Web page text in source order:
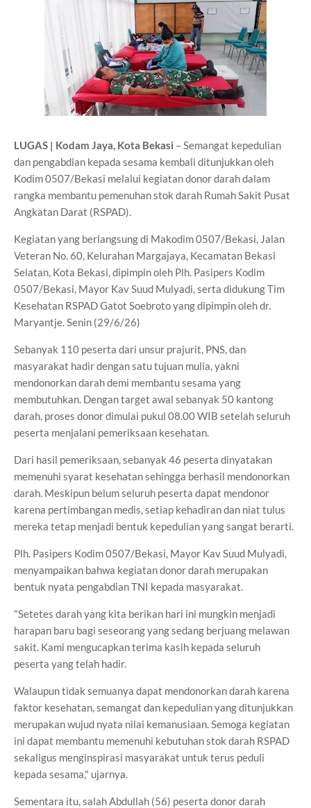
LUGAS | Kodam Jaya, Kota Bekasi – Semangat kepedulian
dan pengabdian kepada sesama kembali ditunjukkan oleh
Kodim 0507/Bekasi melalui kegiatan donor darah dalam
rangka membantu pemenuhan stok darah Rumah Sakit Pusat
Angkatan Darat (RSPAD).
Kegiatan yang berlangsung di Makodim 0507/Bekasi, Jalan
Veteran No. 60, Kelurahan Margajaya, Kecamatan Bekasi
Selatan, Kota Bekasi, dipimpin oleh Plh. Pasipers Kodim
0507/Bekasi, Mayor Kav Suud Mulyadi, serta didukung Tim
Kesehatan RSPAD Gatot Soebroto yang dipimpin oleh dr.
Maryantje. Senin (29/6/26)
Sebanyak 110 peserta dari unsur prajurit, PNS, dan
masyarakat hadir dengan satu tujuan mulia, yakni
mendonorkan darah demi membantu sesama yang
membutuhkan. Dengan target awal sebanyak 50 kantong
darah, proses donor dimulai pukul 08.00 WIB setelah seluruh
peserta menjalani pemeriksaan kesehatan.
Dari hasil pemeriksaan, sebanyak 46 peserta dinyatakan
memenuhi syarat kesehatan sehingga berhasil mendonorkan
darah. Meskipun belum seluruh peserta dapat mendonor
karena pertimbangan medis, setiap kehadiran dan niat tulus
mereka tetap menjadi bentuk kepedulian yang sangat berarti.
Plh. Pasipers Kodim 0507/Bekasi, Mayor Kav Suud Mulyadi,
menyampaikan bahwa kegiatan donor darah merupakan
bentuk nyata pengabdian TNI kepada masyarakat.
"Setetes darah yang kita berikan hari ini mungkin menjadi
harapan baru bagi seseorang yang sedang berjuang melawan
sakit. Kami mengucapkan terima kasih kepada seluruh
peserta yang telah hadir.
Walaupun tidak semuanya dapat mendonorkan darah karena
faktor kesehatan, semangat dan kepedulian yang ditunjukkan
merupakan wujud nyata nilai kemanusiaan. Semoga kegiatan
ini dapat membantu memenuhi kebutuhan stok darah RSPAD
sekaligus menginspirasi masyarakat untuk terus peduli
kepada sesama," ujarnya.
Sementara itu, salah Abdullah (56) peserta donor darah